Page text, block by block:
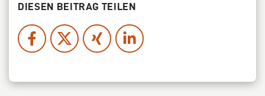
DIESEN BEITRAG TEILEN